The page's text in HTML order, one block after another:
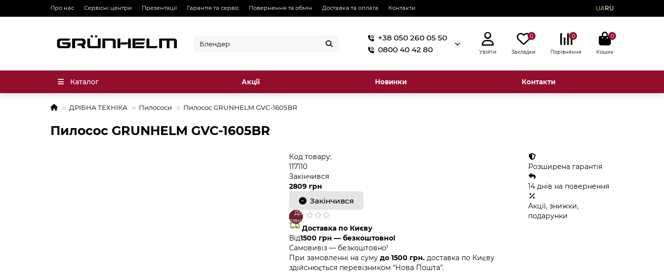
Про нас Сервісні центри Презентації Гарантія та сервіс Повернення та обмін Доставка та оплата Контакти UARU
+38 050 260 05 50
0800 40 42 80
Увійти
0
Закладки
0
Порівняння
0
Кошик
Каталог Акції Новинки Контакти
ДРІБНА ТЕХНІКА Пилососи Пилосос GRUNHELM GVC-1605BR
Пилосос GRUNHELM GVC-1605BR
Код товару:
117110
Закінчився
2809 грн
Закінчився
В
закладки
До
порівняння
Доставка по Києву
Від1500 грн — безкоштовно!
Самовивіз — безкоштовно!
При замовленні на сумудо 1500 грн. доставка по Києву
здійснюється перевізником "Нова Пошта".
Розширена гарантія
14 днів на повернення
Акції, знижки,
подарунки